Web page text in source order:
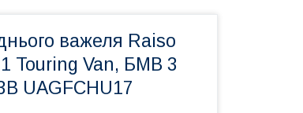
важеля Raiso
Touring Van, БМВ 3
UAGFCHU17